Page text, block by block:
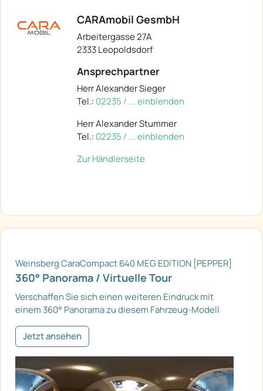
CARAmobil GesmbH
Arbeitergasse 27A
2333 Leopoldsdorf
Ansprechpartner
Herr Alexander Sieger
Tel.: 02235 / ... einblenden
Herr Alexander Stummer
Tel.: 02235 / ... einblenden
Zur Händlerseite
Weinsberg CaraCompact 640 MEG EDITION [PEPPER]
360° Panorama / Virtuelle Tour
Verschaffen Sie sich einen weiteren Eindruck mit
einem 360° Panorama zu diesem Fahrzeug-Modell
Jetzt ansehen